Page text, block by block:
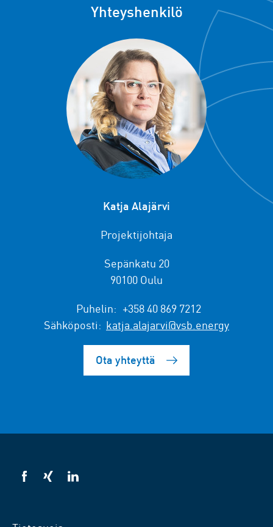
Yhteyshenkilö
Katja Alajärvi
Projektijohtaja
Sepänkatu 20
90100 Oulu
Puhelin: +358 40 869 7212
Sähköposti: katja.alajarvi@vsb.energy
Ota yhteyttä
VSB
VSB
VSB